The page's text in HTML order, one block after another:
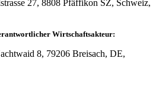
27, 8808 Pfäffikon SZ, Schweiz,
Wirtschaftsakteur:
8, 79206 Breisach, DE,